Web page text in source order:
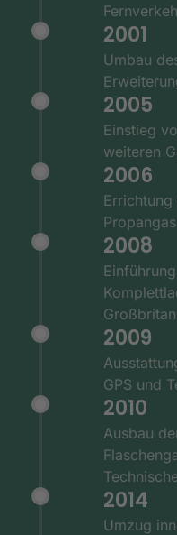
2001
Umbau
2005
Einstieg
weiteren
2006
2008
2009
GPS und
2010
Ausbau
2014
Umzug